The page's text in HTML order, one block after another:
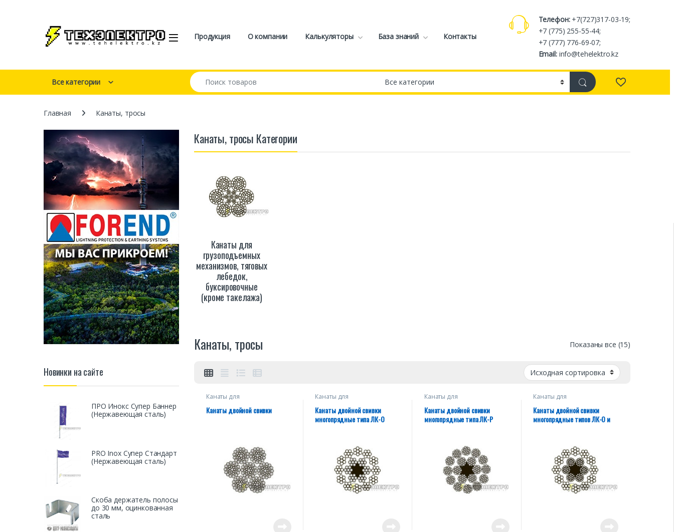
Open Продукция О компании Калькуляторы База знаний Контакты
Телефон:+7(727)317-03-19;
+7 (775) 255-55-44;
+7 (777) 776-69-07;
Email:info@tehelektro.kz
Все категории
Искать:
Главная Канаты, тросы
Канаты, тросы Категории
Канаты для
грузоподъемных
механизмов, тяговых
лебедок,
буксировочные
(кроме такелажа)
Канаты, тросы Показаны все (15)
Канаты для
грузоподъемных
механизмов, тяговых
лебедок, буксировочные
Канаты двойной свивки
Канаты для
грузоподъемных
механизмов, тяговых
лебедок, буксировочные
(кроме такелажа)
Канаты двойной свивки
многопрядные типа ЛК-О
Канаты для
грузоподъемных
механизмов, тяговых
лебедок, буксировочные
(кроме такелажа)
Канаты двойной свивки
многопрядные типа ЛК-Р
Канаты для
грузоподъемных
механизмов, тяговых
лебедок, буксировочные
(кроме такелажа)
Канаты двойной свивки
многопрядные типов ЛК-О и
Новинки на сайте
ПРО Инокс Супер Баннер
(Нержавеющая сталь)
PRO Inox Супер Стандарт
(Нержавеющая сталь)
Скоба держатель полосы
до 30 мм, оцинкованная
сталь